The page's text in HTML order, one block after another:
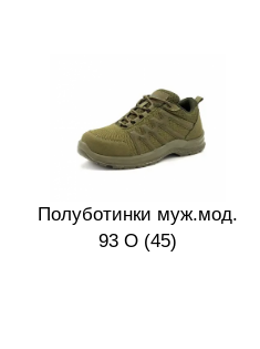
Полуботинки муж.мод.
93 О (45)